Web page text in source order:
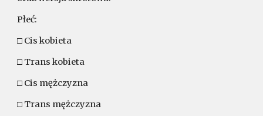
Płeć:
□ Cis kobieta
□ Trans kobieta
□ Cis mężczyzna
□ Trans mężczyzna